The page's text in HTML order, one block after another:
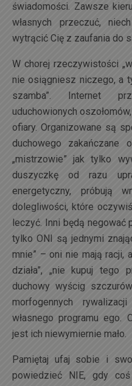
świadomości. Zawsze
własnych przeczuć,
wytrącić Cię z zaufania do
W chorej rzeczywistości
nie osiągniesz niczego, a
szamba”. Internet
uduchowionych
ofiary. Organizowane są
duchowego zakańczane
„mistrzowie” jak tylko
duszyczkę od razu
energetyczny, próbują
dolegliwości, które
leczyć. Inni będą negować
tylko ONI są jednymi
mnie” – oni nie mają racji,
działa”, „nie kupuj tego
duchowy wyścig
morfogennych
własnego programu ego.
jest ich niewymiernie mało.
Pamiętaj ufaj sobie i
powiedzieć NIE, gdy